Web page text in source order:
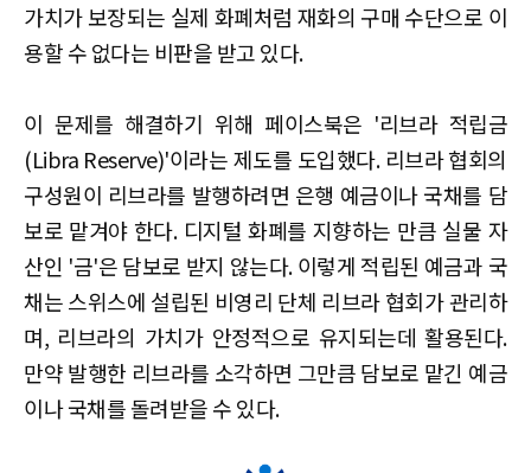
가치가 보장되는 실제 화폐처럼 재화의 구매 수단으로 이
용할 수 없다는 비판을 받고 있다.
이 문제를 해결하기 위해 페이스북은 '리브라 적립금
(Libra Reserve)'이라는 제도를 도입했다. 리브라 협회의
구성원이 리브라를 발행하려면 은행 예금이나 국채를 담
보로 맡겨야 한다. 디지털 화폐를 지향하는 만큼 실물 자
산인 '금'은 담보로 받지 않는다. 이렇게 적립된 예금과 국
채는 스위스에 설립된 비영리 단체 리브라 협회가 관리하
며, 리브라의 가치가 안정적으로 유지되는데 활용된다.
만약 발행한 리브라를 소각하면 그만큼 담보로 맡긴 예금
이나 국채를 돌려받을 수 있다.